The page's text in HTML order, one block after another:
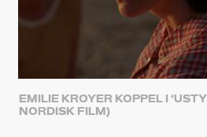
EMILIE KROYER KOPPEL I
NORDISK FILM)